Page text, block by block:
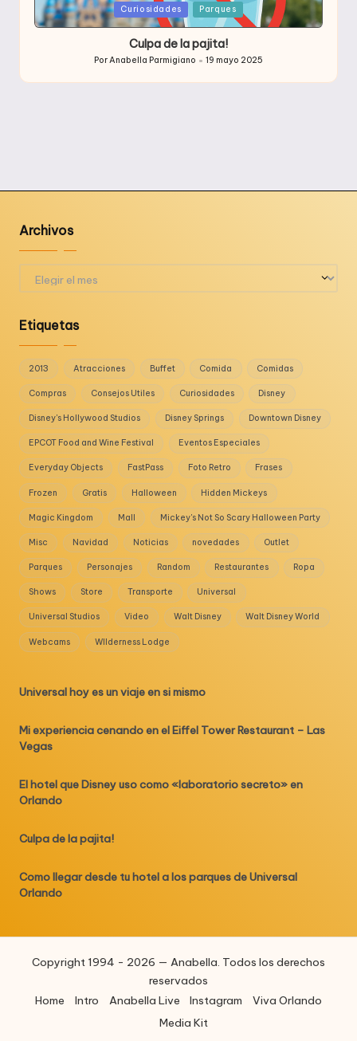
Publicada
en
Curiosidades Parques
Culpa de la pajita!
por
PorAnabella Parmigiano 19 mayo 2025
Archivos
Etiquetas
2013 Atracciones Buffet Comida Comidas
Compras Consejos Utiles Curiosidades Disney
Disney's Hollywood Studios Disney Springs Downtown Disney
EPCOT Food and Wine Festival Eventos Especiales
Everyday Objects FastPass Foto Retro Frases
Frozen Gratis Halloween Hidden Mickeys
Magic Kingdom Mall Mickey's Not So Scary Halloween Party
Misc Navidad Noticias novedades Outlet
Parques Personajes Random Restaurantes Ropa
Shows Store Transporte Universal
Universal Studios Video Walt Disney Walt Disney World
Webcams WIlderness Lodge
Universal hoy es un viaje en si mismo
Mi experiencia cenando en el Eiffel Tower Restaurant – Las
Vegas
El hotel que Disney uso como «laboratorio secreto» en
Orlando
Culpa de la pajita!
Como llegar desde tu hotel a los parques de Universal
Orlando
Copyright 1994 - 2026 — Anabella. Todos los derechos
reservados
Home
Intro Anabella Live Instagram
Viva Orlando
Media Kit